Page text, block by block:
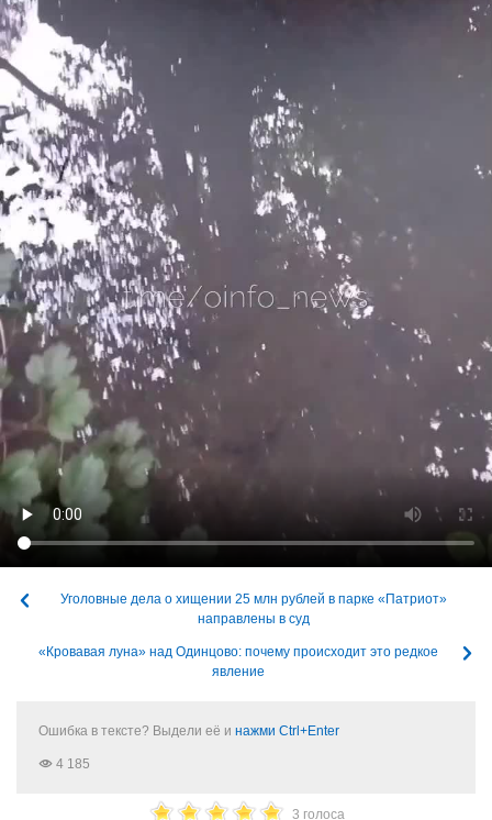
Уголовные дела о хищении 25 млн рублей в парке «Патриот»
направлены в суд
«Кровавая луна» над Одинцово: почему происходит это редкое
явление
Ошибка в тексте? Выдели её и нажми Ctrl+Enter
4 185
3 голоса